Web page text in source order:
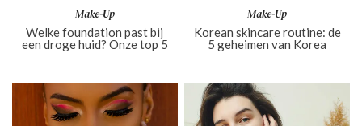
Make-Up
Welke foundation past bij
een droge huid? Onze top 5
Make-Up
Korean skincare routine: de
5 geheimen van Korea